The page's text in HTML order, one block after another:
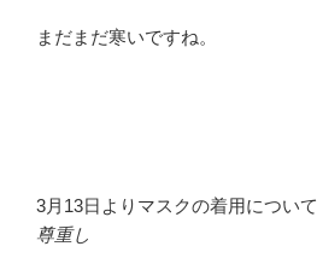
まだまだ寒いですね。
3月13日よりマスクの着用について
尊重し